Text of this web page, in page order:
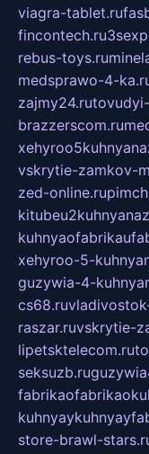
viagra-tablet.ru
fincontech.ru
rebus-toys.ru
medsprawo-4-
zajmy24.ru
brazzerscom.ru
vskrytie-zamkov-
zed-online.ru
xehyroo-5-
guzywia-4-
cs68.ru
raszar.ruvskrytie-
lipetsktelecom.ru
seksuzb.ru
store-brawl-